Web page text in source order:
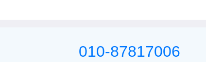
010-87817006